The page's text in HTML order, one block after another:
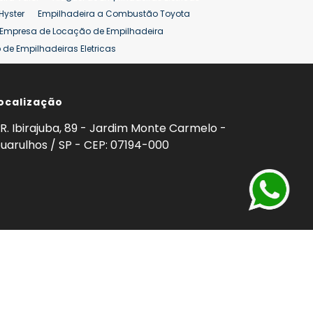
Empilhadeira a Combustão Toyota
Empresa de Locação de Empilhadeira
Empilhadeiras Eletricas
de Empilhadeiras
Empilhadeira Hyster
ton Venda Empilhadeiras 25 ton
R. Ibirajuba, 89 - Jardim Monte Carmelo -
/ SP - CEP: 07194-000